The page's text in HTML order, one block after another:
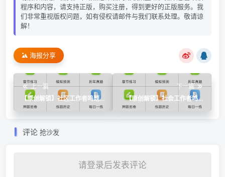
程序和内容，请支持正版，购买注册，得到更好的正版服务。我
们非常重视版权问题，如有侵权请邮件与我们联系处理。敬请谅
解！
海报分享
上一篇
【原创解锁】社区工作者鸣题
库🔥解锁会员🔥社工招聘刷题
下一篇
【原创解锁】社会工作者鸣题
库🔥解锁会员🔥社工考试真题
评论 抢沙发
请登录后发表评论